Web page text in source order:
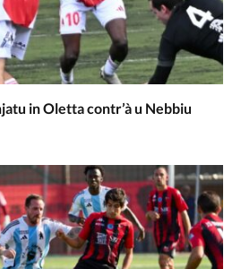
in Oletta contr’à u Nebbiu